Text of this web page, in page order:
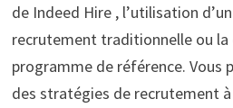
de Indeed Hire , l’utilisation
recrutement traditionnelle ou la
programme de référence.
des stratégies de recrutement